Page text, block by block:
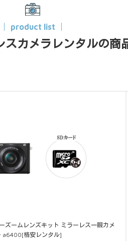
product list
スカメラレンタルの商
ズームレンズキット ミラーレス一眼カメ
a6400[格安レンタル]